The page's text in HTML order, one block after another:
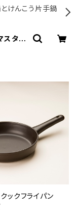
けんこう片手鍋
スター
ックフライパン